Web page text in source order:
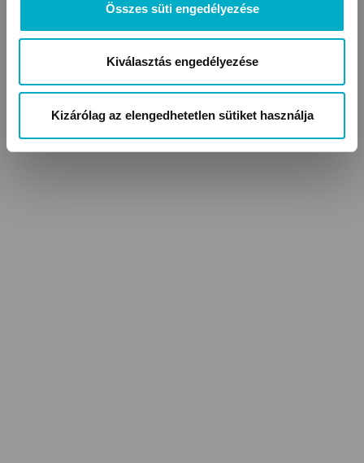
Összes süti engedélyezése
Kiválasztás engedélyezése
Kizárólag az elengedhetetlen sütiket használja